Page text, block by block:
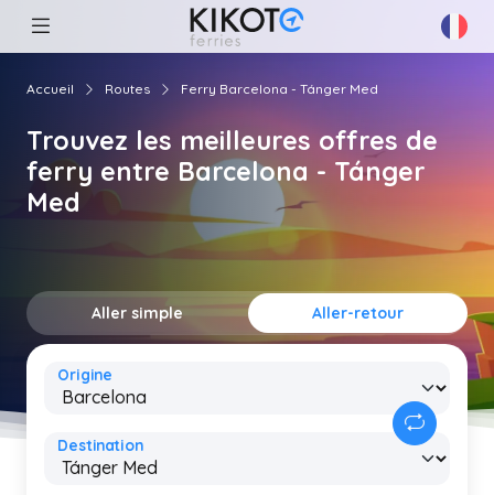
Accueil Routes Ferry Barcelona - Tánger Med
Trouvez les meilleures offres de
ferry entre Barcelona - Tánger
Med
Aller simple Aller-retour
Origine
Destination